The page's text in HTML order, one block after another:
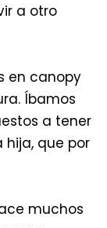
a otro
en canopy
Íbamos
a tener
hija, que por
muchos